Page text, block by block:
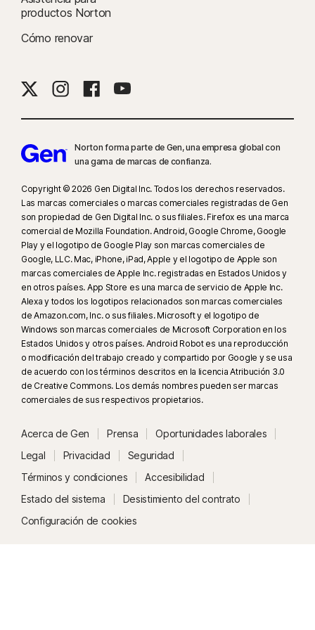
hacerlo iniciando sesión en su cuenta en my.Norton.com y seleccionando
Control para padres desde cualquier navegador. La aplicación móvil se
Los navegadores más populares son compatibles, incluidos Chrome,
Edge y Firefox. El acceso al portal de Control para padres no es
navegador de Norton incorporado en la aplicación para obtener todas las
ventajas de las funciones.
El dispositivo debe tener un plan de conexión a Internet o de datos, y
estar encendido.
Dark Web Monitoring no está disponible en todos los países. La
información que se supervisa varía según el país de residencia o el plan.
Supervisa de forma predeterminada tu dirección de correo electrónico y
empieza a funcionar de inmediato. Inicia sesión en tu cuenta para facilitar
otra información que deseas que se supervise.
Solo disponible en dispositivos Android e iOS con autenticación por
huella dactilar o Touch ID/Face ID activados.
Solo funciona en Mac y Windows a través de una extensión compatible
debe haber iniciado sesión en la app móvil y en la extensión del
navegador de Norton Password Manager con la misma cuenta, y tener
configurado el Desbloqueo del depósito sin contraseña.
productos Norton
Cómo renovar
Norton forma parte de Gen, una empresa global con
una gama de marcas de confianza.
Copyright © 2026 Gen Digital Inc. Todos los derechos reservados.
Las marcas comerciales o marcas comerciales registradas de Gen
son propiedad de Gen Digital Inc. o sus filiales. Firefox es una marca
comercial de Mozilla Foundation. Android, Google Chrome, Google
Play y el logotipo de Google Play son marcas comerciales de
Google, LLC. Mac, iPhone, iPad, Apple y el logotipo de Apple son
marcas comerciales de Apple Inc. registradas en Estados Unidos y
en otros países. App Store es una marca de servicio de Apple Inc.
Alexa y todos los logotipos relacionados son marcas comerciales
de Amazon.com, Inc. o sus filiales. Microsoft y el logotipo de
Windows son marcas comerciales de Microsoft Corporation en los
Estados Unidos y otros países. Android Robot es una reproducción
o modificación del trabajo creado y compartido por Google y se usa
de acuerdo con los términos descritos en la licencia Atribución 3.0
de Creative Commons. Los demás nombres pueden ser marcas
comerciales de sus respectivos propietarios.
Acerca de Gen Prensa
Oportunidades laborales
Legal
Privacidad
Seguridad
Términos y condiciones
Accesibilidad
Estado del sistema
Desistimiento del contrato
Configuración de cookies